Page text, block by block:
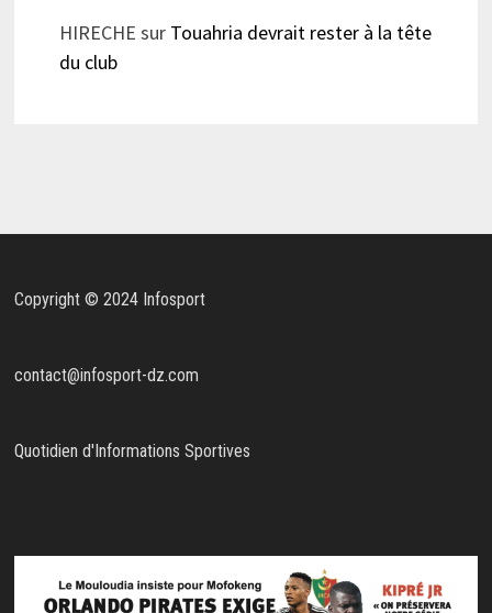
HIRECHE sur Touahria devrait rester à la tête
du club
Copyright © 2024 Infosport
contact@infosport-dz.com
Quotidien d'Informations Sportives